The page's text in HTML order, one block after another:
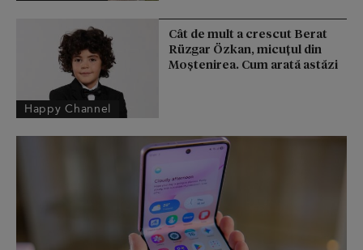
Happy Channel
Cât de mult a crescut Berat
Rüzgar Özkan, micuțul din
Moștenirea. Cum arată astăzi